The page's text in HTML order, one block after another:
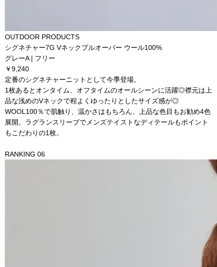
OUTDOOR PRODUCTS
シグネチャー7G Vネックプルオーバー ウール100%
グレーA | フリー
￥9,240
定番のシグネチャーニットとして今季登場。
1枚あるとオンタイム、オフタイムのオールシーンに活躍◎襟元は上
品な浅めのVネックで程よくゆったりとしたサイズ感が◎
WOOL100％で肌触り、温かさはもちろん、上品な色目もお勧め4色
展開。ラグランスリーブでメンズテイストなディテールもポイント
もこだわりの1枚。
RANKING 06